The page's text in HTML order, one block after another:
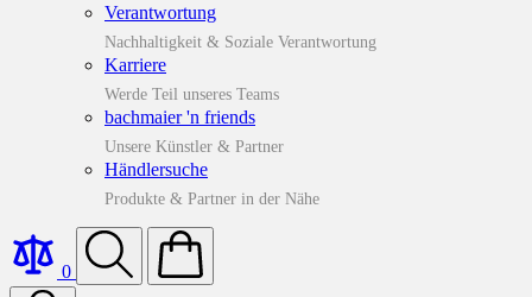
Verantwortung
Nachhaltigkeit & Soziale Verantwortung
Karriere
Werde Teil unseres Teams
bachmaier 'n friends
Unsere Künstler & Partner
Händlersuche
Produkte & Partner in der Nähe
0